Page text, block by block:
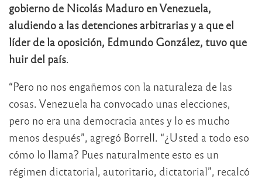
gobierno de Nicolás Maduro en Venezuela,
aludiendo a las detenciones arbitrarias y a que el
líder de la oposición, Edmundo González, tuvo que
huir del país.
“Pero no nos engañemos con la naturaleza de las
cosas. Venezuela ha convocado unas elecciones,
pero no era una democracia antes y lo es mucho
menos después”, agregó Borrell. “¿Usted a todo eso
cómo lo llama? Pues naturalmente esto es un
régimen dictatorial, autoritario, dictatorial”, recalcó